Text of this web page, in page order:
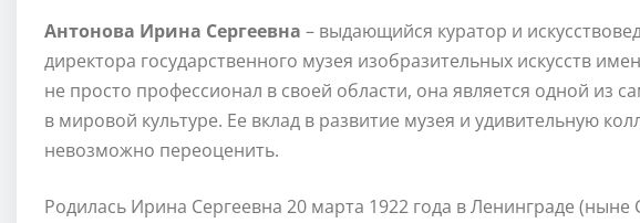
Антонова Ирина Сергеевна – выдающийся куратор и
директора государственного музея изобразительных искусств
не просто профессионал в своей области, она является одной из
в мировой культуре. Ее вклад в развитие музея и удивительную
невозможно переоценить.
Родилась Ирина Сергеевна 20 марта 1922 года в Ленинграде (ныне